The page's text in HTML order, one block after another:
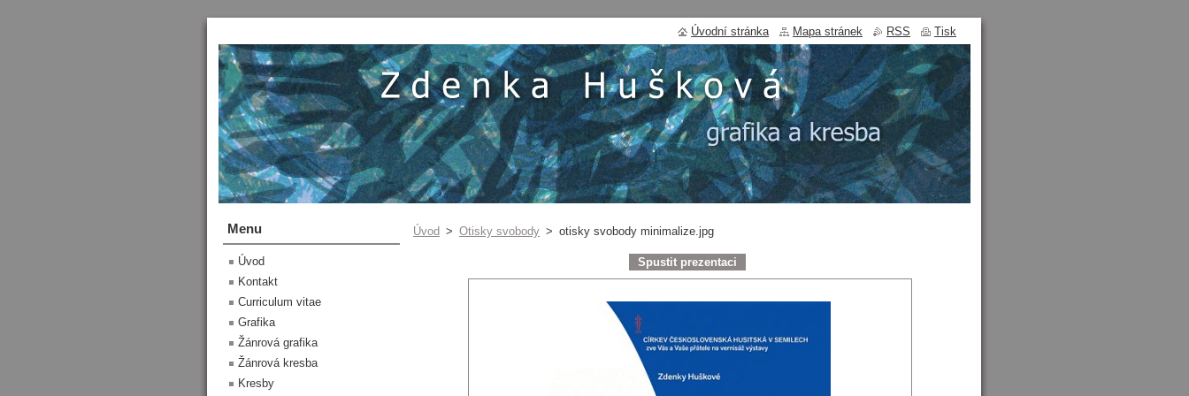
Úvod > Otisky svobody > otisky svobody minimalize.jpg
Spustit prezentaci
Menu
Úvod
Kontakt
Curriculum vitae
Grafika
Žánrová grafika
Žánrová kresba
Kresby
Úvodní stránka Mapa stránek RSS Tisk